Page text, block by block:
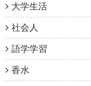
大学生活
社会人
語学学習
香水